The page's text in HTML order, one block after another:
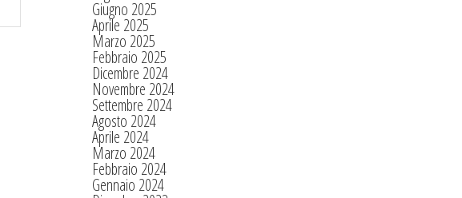
Giugno 2025
Aprile 2025
Marzo 2025
Febbraio 2025
Dicembre 2024
Novembre 2024
Settembre 2024
Agosto 2024
Aprile 2024
Marzo 2024
Febbraio 2024
Gennaio 2024